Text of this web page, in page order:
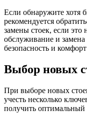
Если обнаружите хотя
рекомендуется
замены стоек, если это
обслуживание и
безопасность и
Выбор новых
При выборе новых
учесть несколько
получить оптимальный